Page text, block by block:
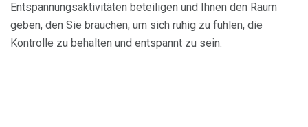
Entspannungsaktivitäten beteiligen und Ihnen den Raum
geben, den Sie brauchen, um sich ruhig zu fühlen, die
Kontrolle zu behalten und entspannt zu sein.